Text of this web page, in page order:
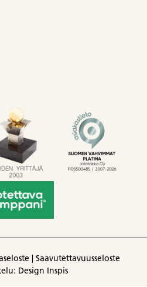
Saavutettavuusseloste
Design Inspis